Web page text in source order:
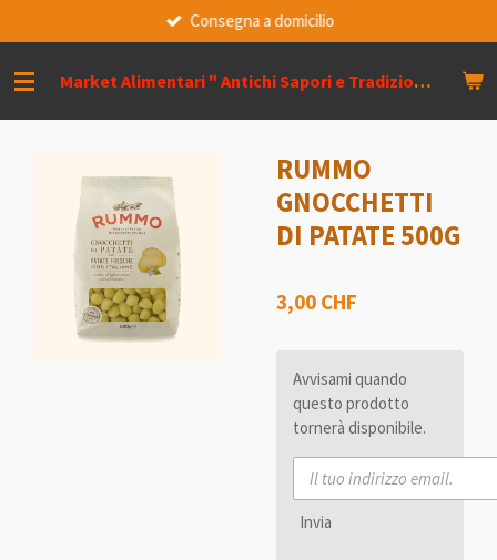
al
contenuto
principale
Consegna a domicilio
Market Alimentari " Antichi Sapori e Tradizioni " Bontà Siciliane
RUMMO
GNOCCHETTI
DI PATATE 500G
3,00 CHF
Avvisami quando
questo prodotto
tornerà disponibile.
Invia